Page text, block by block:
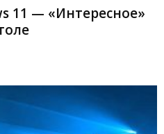
11 — «Интересное»